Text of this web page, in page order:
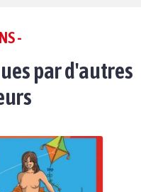
-
par d'autres